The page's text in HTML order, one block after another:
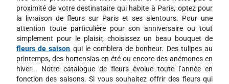
proximité de votre destinataire qui habite à Paris, optez pour
la livraison de fleurs sur Paris et ses alentours. Pour une
attention toute particulière pour son anniversaire ou tout
simplement pour le plaisir, choisissez un beau bouquet de
fleurs de saison qui le comblera de bonheur. Des tulipes au
printemps, des hortensias en été ou encore des anémones en
hiver... Notre catalogue de fleurs évolue toute l’année en
fonction des saisons. Si vous souhaitez offrir des fleurs qui